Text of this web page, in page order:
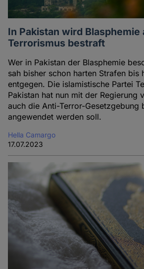
In Pakistan wird Blasphemie
Terrorismus bestraft
Wer in Pakistan der Blasphemie
sah bisher schon harten Strafen bis
entgegen. Die islamistische Partei
Pakistan hat nun mit der Regierung
auch die Anti-Terror-Gesetzgebung
angewendet werden soll.
Hella Camargo
17.07.2023